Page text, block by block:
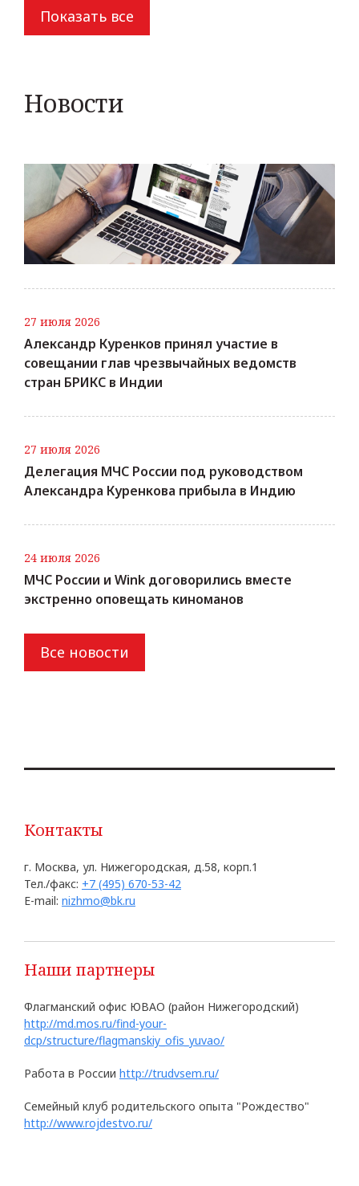
Показать все
Новости
27 июля 2026
Александр Куренков принял участие в
совещании глав чрезвычайных ведомств
стран БРИКС в Индии
27 июля 2026
Делегация МЧС России под руководством
Александра Куренкова прибыла в Индию
24 июля 2026
МЧС России и Wink договорились вместе
экстренно оповещать киноманов
Все новости
Контакты
г. Москва, ул. Нижегородская, д.58, корп.1
Тел./факс: +7 (495) 670-53-42
E-mail: nizhmo@bk.ru
Наши партнеры
Флагманский офис ЮВАО (район Нижегородский)
http://md.mos.ru/find-your-
dcp/structure/flagmanskiy_ofis_yuvao/
Работа в России http://trudvsem.ru/
Семейный клуб родительского опыта "Рождество"
http://www.rojdestvo.ru/